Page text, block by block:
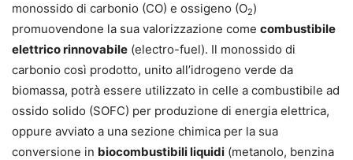
monossido di carbonio (CO) e ossigeno (O2)
promuovendone la sua valorizzazione come combustibile
elettrico rinnovabile (electro-fuel). Il monossido di
carbonio così prodotto, unito all’idrogeno verde da
biomassa, potrà essere utilizzato in celle a combustibile ad
ossido solido (SOFC) per produzione di energia elettrica,
oppure avviato a una sezione chimica per la sua
conversione in biocombustibili liquidi (metanolo, benzina